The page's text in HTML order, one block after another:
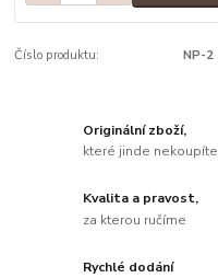
Číslo produktu: NP-2
Originální zboží,
které jinde nekoupíte
Kvalita a pravost,
za kterou ručíme
Rychlé dodání